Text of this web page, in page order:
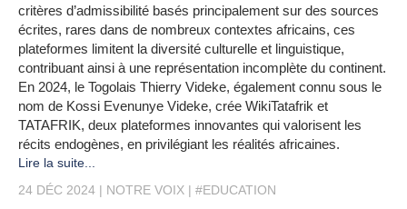
critères d’admissibilité basés principalement sur des sources
écrites, rares dans de nombreux contextes africains, ces
plateformes limitent la diversité culturelle et linguistique,
contribuant ainsi à une représentation incomplète du continent.
En 2024, le Togolais Thierry Videke, également connu sous le
nom de Kossi Evenunye Videke, crée WikiTatafrik et
TATAFRIK, deux plateformes innovantes qui valorisent les
récits endogènes, en privilégiant les réalités africaines.
Lire la suite...
24 DÉC 2024
NOTRE VOIX #EDUCATION